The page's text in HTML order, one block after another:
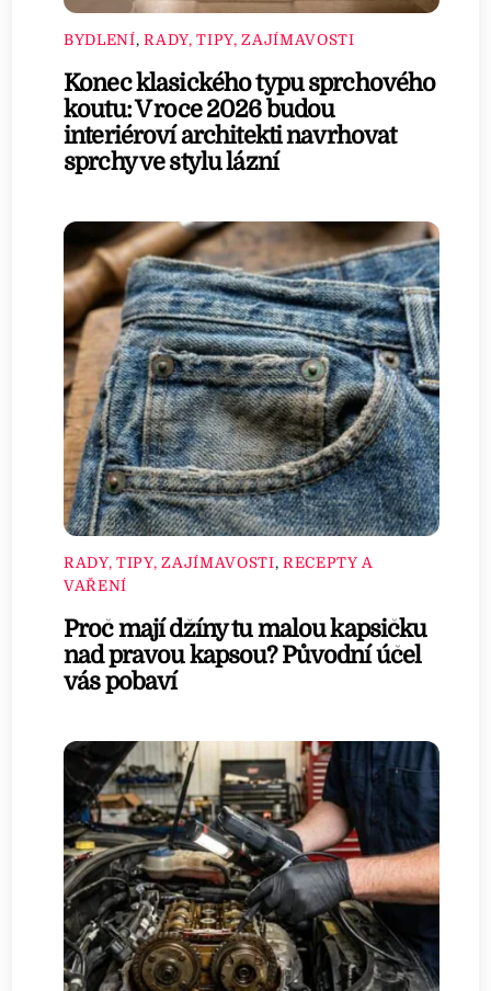
BYDLENÍ,RADY, TIPY, ZAJÍMAVOSTI
Konec klasického typu sprchového
koutu: V roce 2026 budou
interiéroví architekti navrhovat
sprchy ve stylu lázní
RADY, TIPY, ZAJÍMAVOSTI, RECEPTY A
VAŘENÍ
Proč mají džíny tu malou kapsičku
nad pravou kapsou? Původní účel
vás pobaví